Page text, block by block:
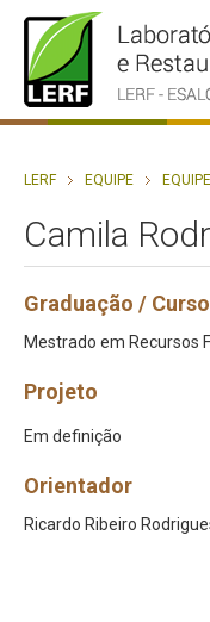
LERF EQUIPE
Camila
Graduação / Curso
Mestrado em Recursos
Projeto
Em definição
Orientador
Ricardo Ribeiro